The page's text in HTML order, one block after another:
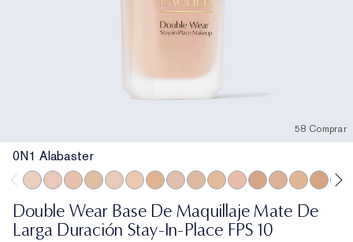
58 Comprar
0N1 Alabaster
Double Wear Base De Maquillaje Mate De
Larga Duración Stay-In-Place FPS 10